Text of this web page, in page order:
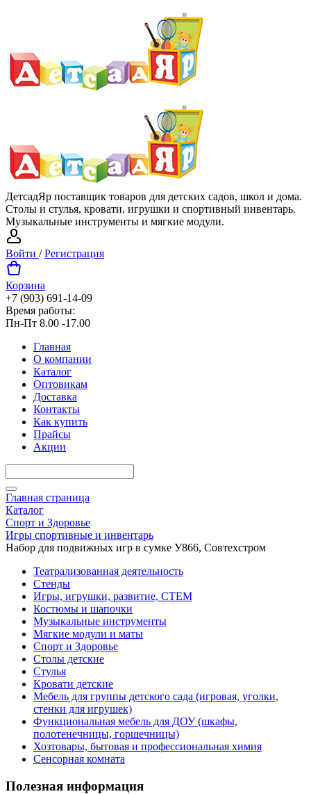
ДетсадЯр поставщик товаров для детских садов, школ и дома.
Столы и стулья, кровати, игрушки и спортивный инвентарь.
Музыкальные инструменты и мягкие модули.
Войти /Регистрация
Корзина
+7 (903) 691-14-09
Время работы:
Пн-Пт 8.00 -17.00
Главная
О компании
Каталог
Оптовикам
Доставка
Контакты
Как купить
Прайсы
Акции
Главная страница
Каталог
Спорт и Здоровье
Игры спортивные и инвентарь
Набор для подвижных игр в сумке У866, Совтехстром
Театрализованная деятельность
Стенды
Игры, игрушки, развитие, СТЕМ
Костюмы и шапочки
Музыкальные инструменты
Мягкие модули и маты
Спорт и Здоровье
Столы детские
Стулья
Кровати детские
Мебель для группы детского сада (игровая, уголки,
стенки для игрушек)
Функциональная мебель для ДОУ (шкафы,
полотенечницы, горшечницы)
Хозтовары, бытовая и профессиональная химия
Сенсорная комната
Полезная информация